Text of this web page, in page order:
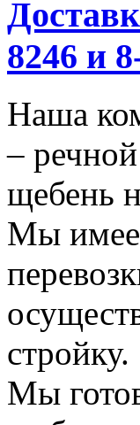
8246 и
Наша
–
щебень
Мы
стройку.
Мы